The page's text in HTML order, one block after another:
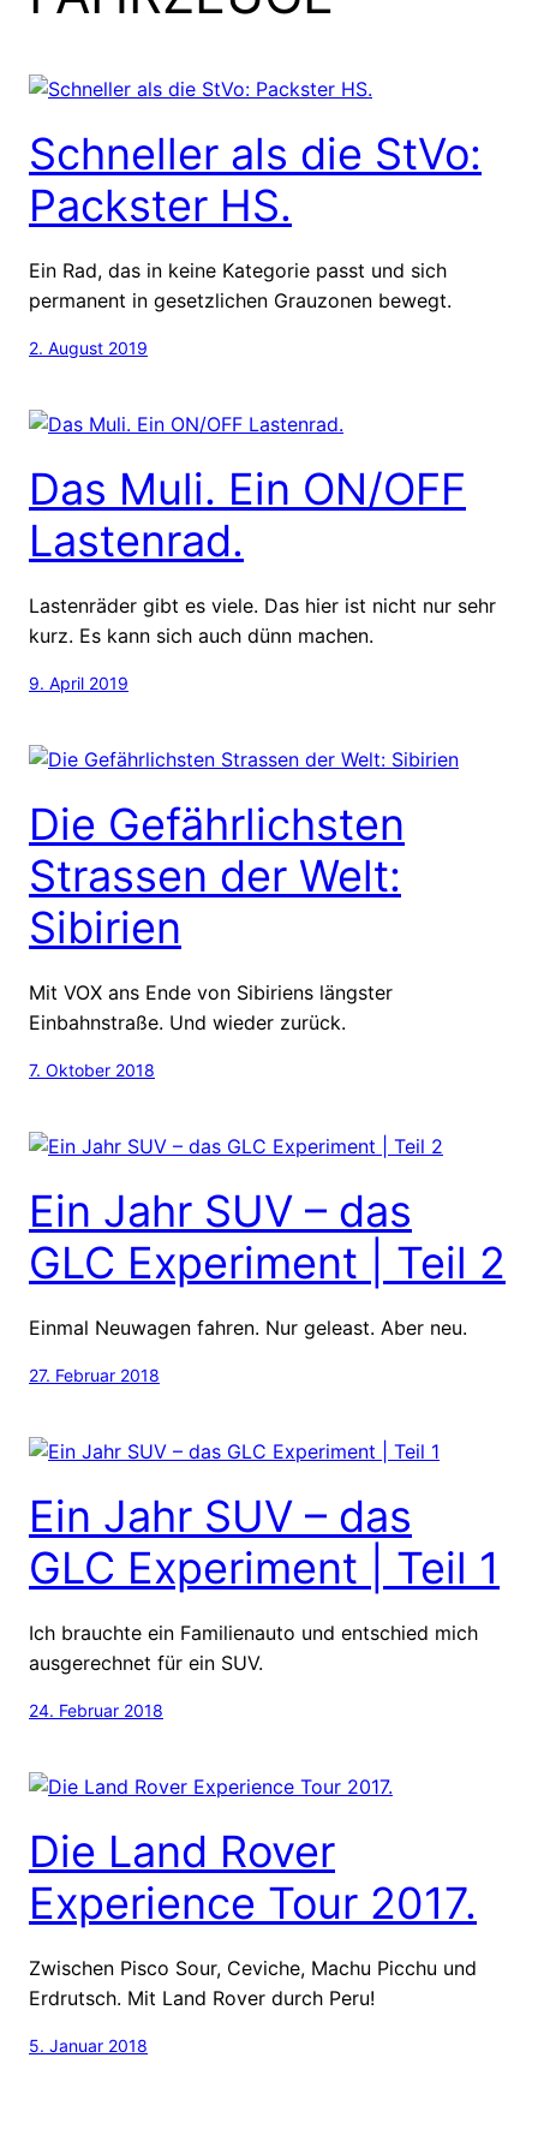
Schneller als die StVo:
Packster HS.
Ein Rad, das in keine Kategorie passt und sich
permanent in gesetzlichen Grauzonen bewegt.
2. August 2019
Das Muli. Ein ON/OFF
Lastenrad.
Lastenräder gibt es viele. Das hier ist nicht nur sehr
kurz. Es kann sich auch dünn machen.
9. April 2019
Die Gefährlichsten
Strassen der Welt:
Sibirien
Mit VOX ans Ende von Sibiriens längster
Einbahnstraße. Und wieder zurück.
7. Oktober 2018
Ein Jahr SUV – das
GLC Experiment | Teil 2
Einmal Neuwagen fahren. Nur geleast. Aber neu.
27. Februar 2018
Ein Jahr SUV – das
GLC Experiment | Teil 1
Ich brauchte ein Familienauto und entschied mich
ausgerechnet für ein SUV.
24. Februar 2018
Die Land Rover
Experience Tour 2017.
Zwischen Pisco Sour, Ceviche, Machu Picchu und
Erdrutsch. Mit Land Rover durch Peru!
5. Januar 2018